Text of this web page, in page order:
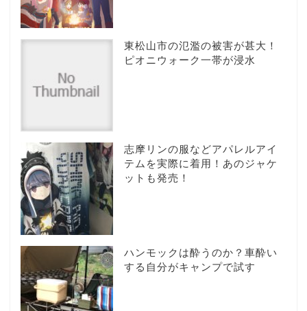
東松山市の氾濫の被害が甚大！
ピオニウォーク一帯が浸水
志摩リンの服などアパレルアイ
テムを実際に着用！あのジャケ
ットも発売！
ハンモックは酔うのか？車酔い
する自分がキャンプで試す